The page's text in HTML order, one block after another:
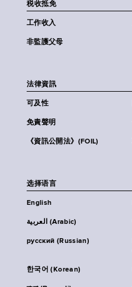
税收抵免
工作收入
非監護父母
法律資訊
可及性
免責聲明
《資訊公開法》(FOIL)
选择语言
English
العربية (Arabic)
русский (Russian)
한국어 (Korean)